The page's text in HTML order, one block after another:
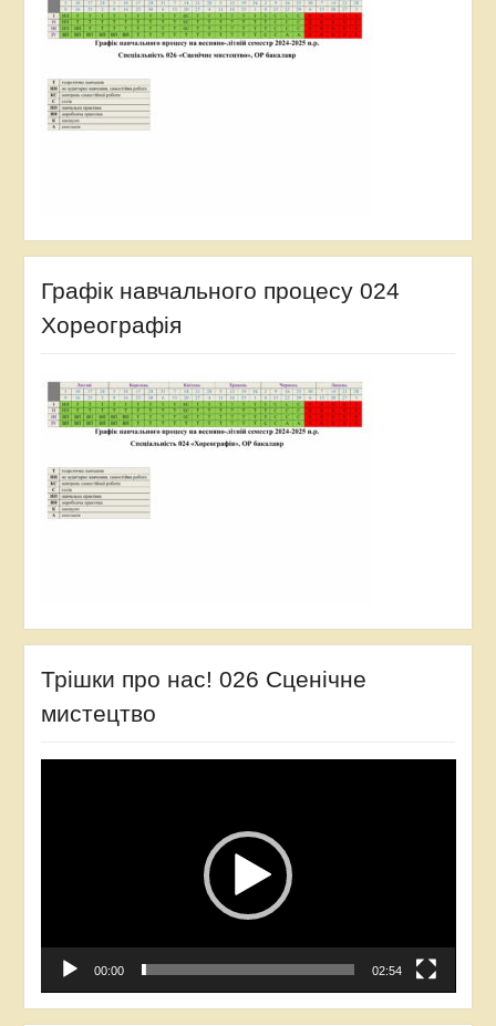
Графік навчального процесу 024
Хореографія
Трішки про нас! 026 Сценічне
мистецтво
00:00 02:54